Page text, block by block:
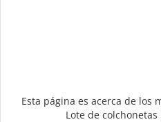
Esta página es acerca de los
Lote de